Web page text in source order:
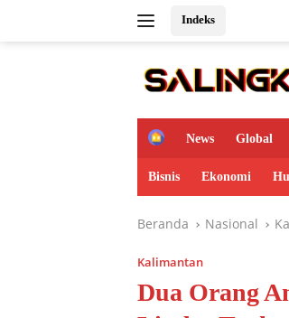
Indeks
H
m
e
News Global
Bisnis Ekonomi
Beranda Nasional
Kalimantan
Dua Orang